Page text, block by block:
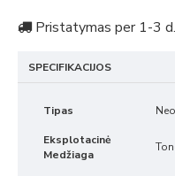
Pristatymas per 1-3
SPECIFIKACIJOS
Tipas
Eksplotacinė
Medžiaga